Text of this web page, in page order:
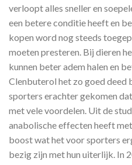
verloopt alles sneller en
een betere conditie heeft en
kopen word nog steeds
moeten presteren. Bij dieren
kunnen beter adem halen en
Clenbuterol het zo goed deed
sporters erachter gekomen
met vele voordelen. Uit de
anabolische effecten heeft
boost wat het voor sporters
bezig zijn met hun uiterlijk. In